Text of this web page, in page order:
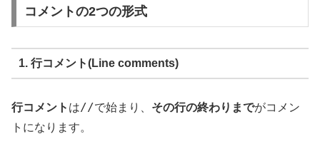
コメントの2つの形式
1. 行コメント(Line comments)
行コメント は//で始まり、 その行の終わりまでがコメン
トになります。